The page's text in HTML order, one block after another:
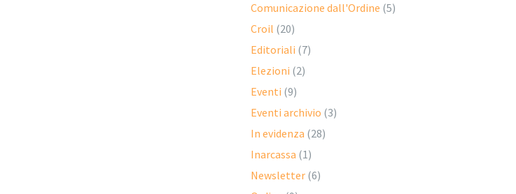
Comunicazione dall'Ordine (5)
Croil (20)
Editoriali (7)
Elezioni (2)
Eventi (9)
Eventi archivio (3)
In evidenza (28)
Inarcassa (1)
Newsletter (6)